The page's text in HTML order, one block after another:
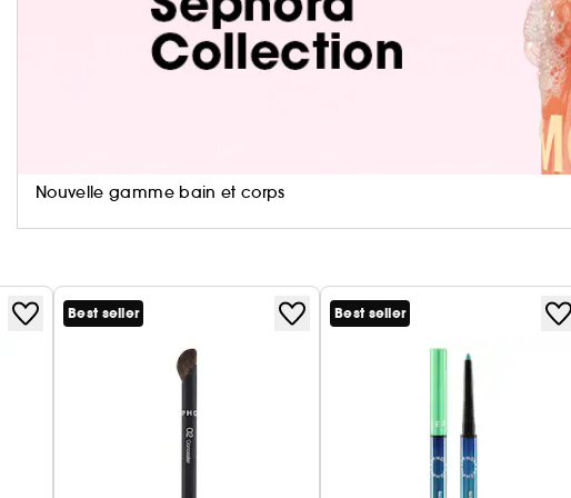
Vegan (2) et développé dans une démarche plus
La Collection de Pinceaux Essentielle a été créée avec
naturels. Le manche contient 40% de déchets d'écorce de
plastique peut être utilisée pour ranger tout votre
Nouvelle gamme bain et corps
Best seller Best seller